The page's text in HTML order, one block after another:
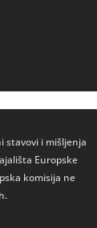
stavovi i mišljenja
Europske
komisija ne